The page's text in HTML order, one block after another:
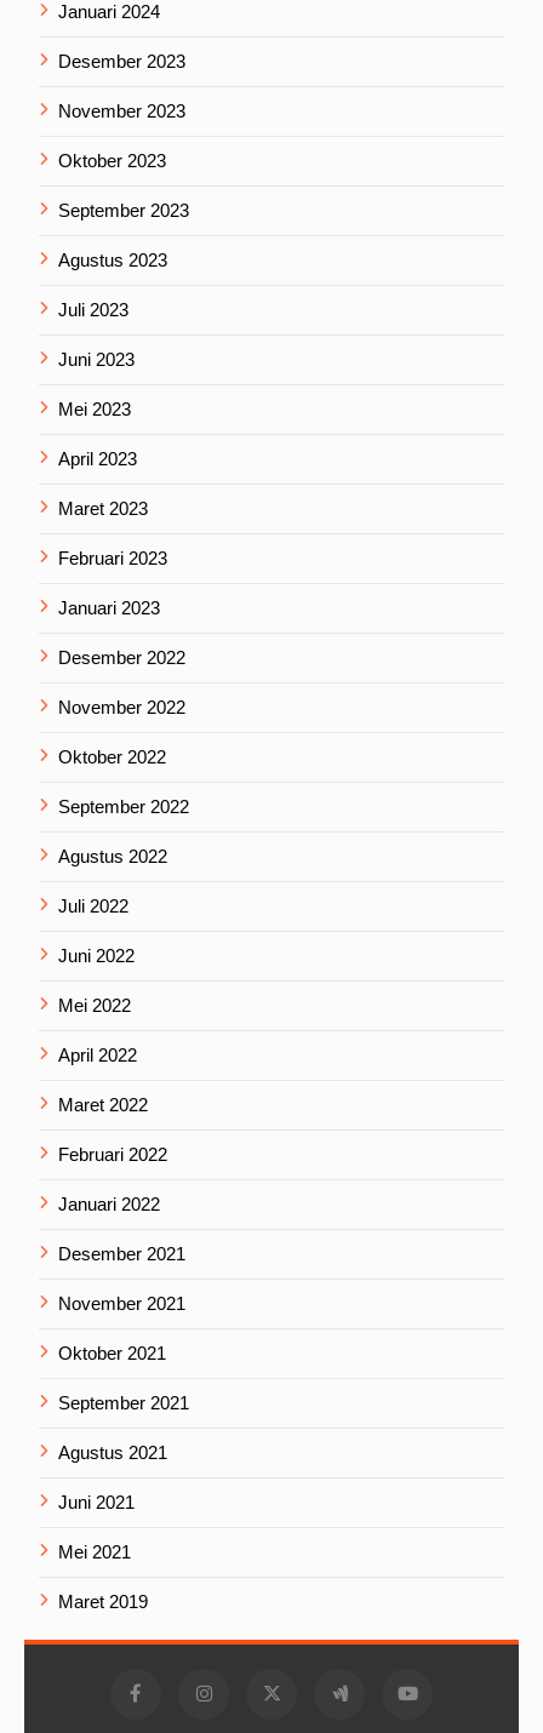
Januari 2024
Desember 2023
November 2023
Oktober 2023
September 2023
Agustus 2023
Juli 2023
Juni 2023
Mei 2023
April 2023
Maret 2023
Februari 2023
Januari 2023
Desember 2022
November 2022
Oktober 2022
September 2022
Agustus 2022
Juli 2022
Juni 2022
Mei 2022
April 2022
Maret 2022
Februari 2022
Januari 2022
Desember 2021
November 2021
Oktober 2021
September 2021
Agustus 2021
Juni 2021
Mei 2021
Maret 2019